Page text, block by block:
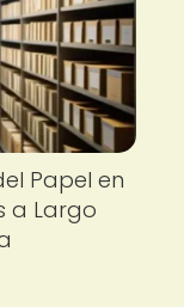
Papel en
a Largo